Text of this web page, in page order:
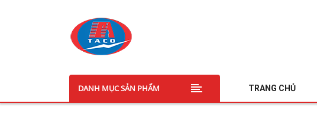
DANH MỤC SẢN PHẨM TRANG CHỦ